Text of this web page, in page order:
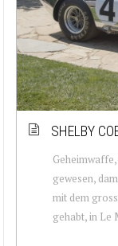
SHELBY
gewesen,
mit dem
gehabt, in Le